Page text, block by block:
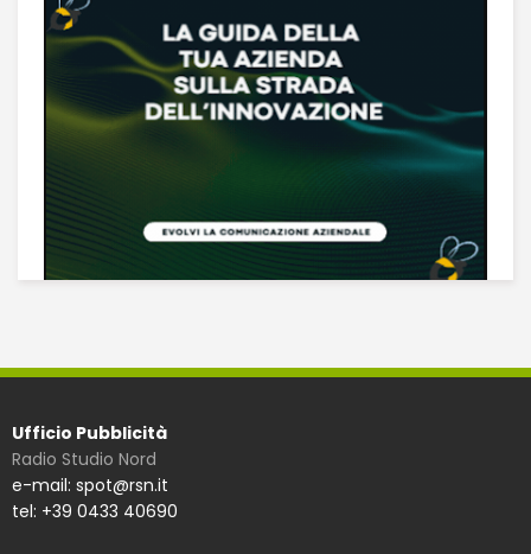
Ufficio Pubblicità
Radio Studio Nord
e-mail: spot@rsn.it
tel: +39 0433 40690